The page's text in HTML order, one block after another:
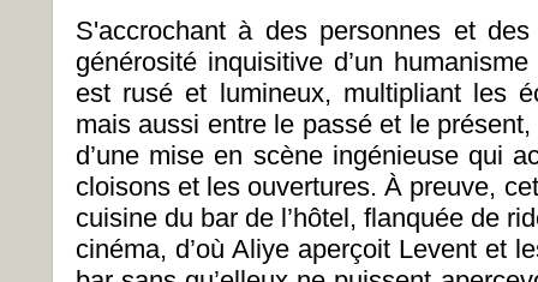
S'accrochant à des personnes et
générosité inquisitive d’un
est rusé et lumineux, multipliant les
mais aussi entre le passé et le
d’une mise en scène ingénieuse qui
cloisons et les ouvertures. À preuve,
cuisine du bar de l’hôtel, flanquée de
cinéma, d’où Aliye aperçoit Levent et